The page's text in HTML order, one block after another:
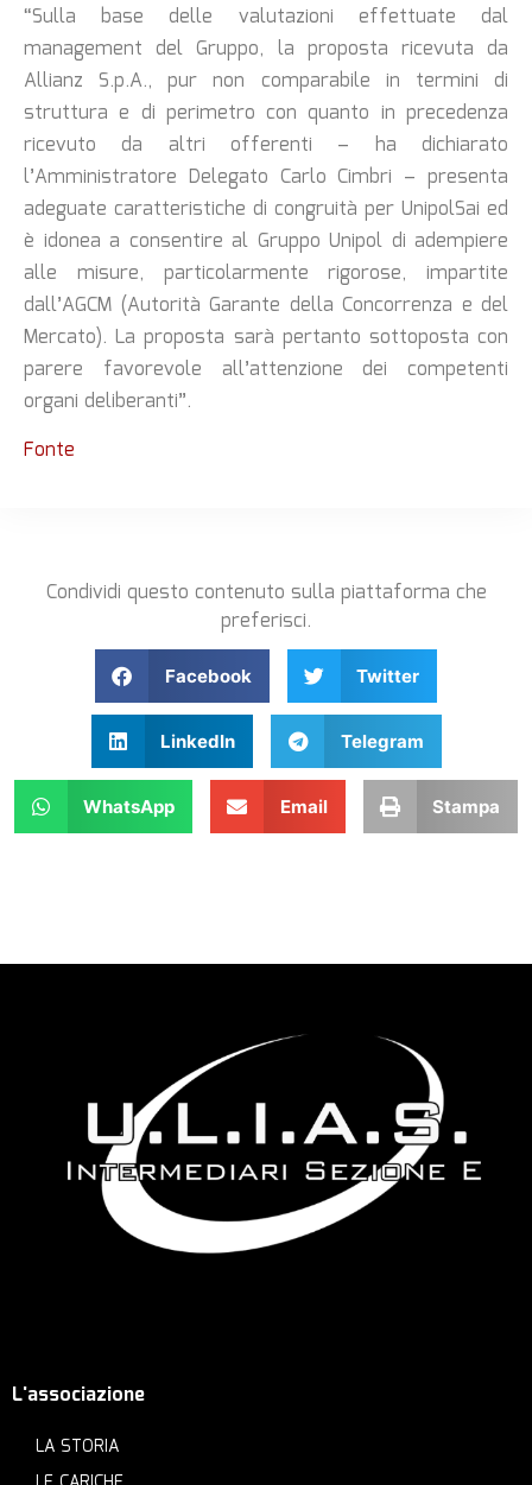
“Sulla base delle valutazioni effettuate dal
management del Gruppo, la proposta ricevuta da
Allianz S.p.A., pur non comparabile in termini di
struttura e di perimetro con quanto in precedenza
ricevuto da altri offerenti – ha dichiarato
l’Amministratore Delegato Carlo Cimbri – presenta
adeguate caratteristiche di congruità per UnipolSai ed
è idonea a consentire al Gruppo Unipol di adempiere
alle misure, particolarmente rigorose, impartite
dall’AGCM (Autorità Garante della Concorrenza e del
Mercato). La proposta sarà pertanto sottoposta con
parere favorevole all’attenzione dei competenti
organi deliberanti”.
Fonte
Condividi questo contenuto sulla piattaforma che
preferisci.
Facebook Twitter
LinkedIn Telegram
WhatsApp Email Stampa
L'associazione
LA STORIA